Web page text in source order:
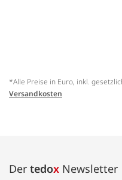
*Alle Preise in Euro, inkl.
Versandkosten
Der tedox Newsletter